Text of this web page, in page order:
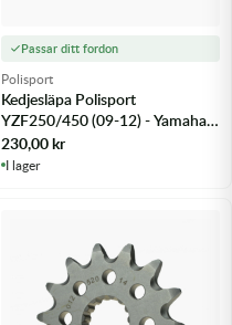
Passar ditt fordon
Polisport
Kedjesläpa Polisport
YZF250/450 (09-12) - Yamaha
WR 250F 15-21 m.fl.
230,00kr
I lager